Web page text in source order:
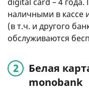
наличными в кассе
(в т.ч. и другого
обслуживаются
Белая
monobank